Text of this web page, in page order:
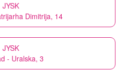
JYSK
Dimitrija, 14
JYSK
- Uralska, 3